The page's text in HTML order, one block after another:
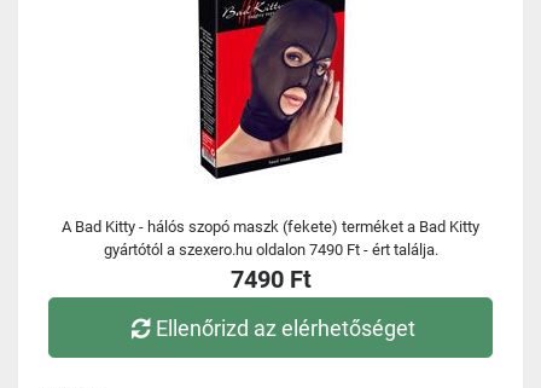
A Bad Kitty - hálós szopó maszk (fekete) terméket a Bad Kitty
gyártótól a szexero.hu oldalon 7490 Ft - ért találja.
7490 Ft
Ellenőrizd az elérhetőséget